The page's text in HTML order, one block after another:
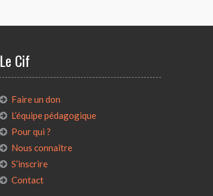
Le Cif
Faire un don
L’équipe pédagogique
Pour qui ?
Nous connaître
S’inscrire
Contact